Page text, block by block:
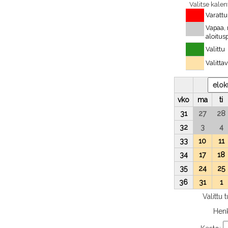
Valitse
Varattu
Vapaa,
Valittu
vko ma
ti
31
27
28
32
3
4
33
10
11
34
17
18
35
24
25
36
31
1
Valittu